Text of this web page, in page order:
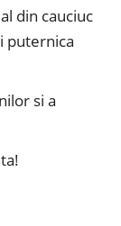
din cauciuc
puternica
si a